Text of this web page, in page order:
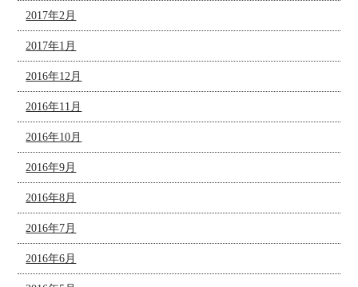
2017年2月
2017年1月
2016年12月
2016年11月
2016年10月
2016年9月
2016年8月
2016年7月
2016年6月